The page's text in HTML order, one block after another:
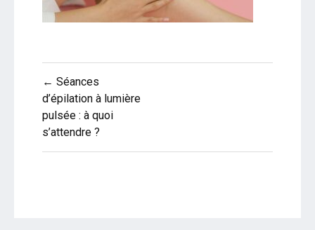
Navigation
de
l’article
← Séances
d’épilation à lumière
pulsée : à quoi
s’attendre ?